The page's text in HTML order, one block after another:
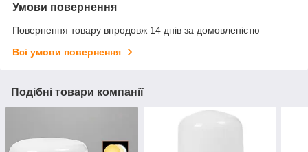
Умови повернення
Повернення товару впродовж 14 днів за домовленістю
Всі умови повернення
Подібні товари компанії